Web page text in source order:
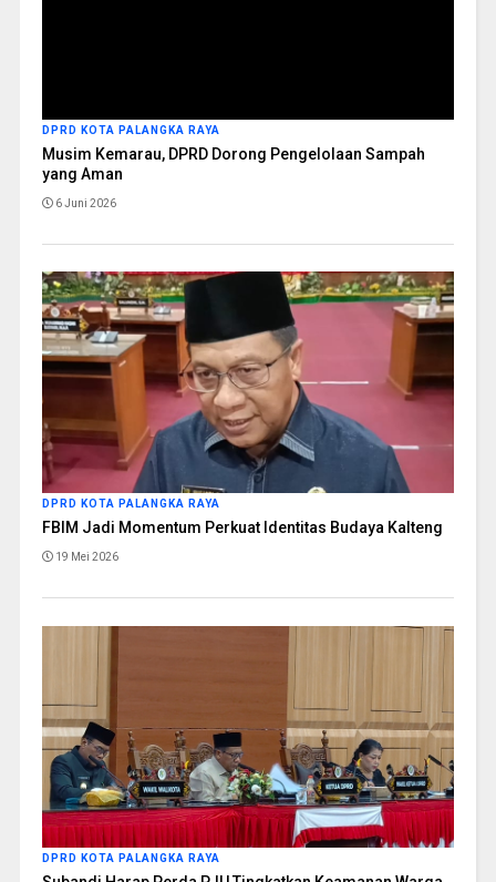
DPRD KOTA PALANGKA RAYA
Musim Kemarau, DPRD Dorong Pengelolaan Sampah
yang Aman
6 Juni 2026
DPRD KOTA PALANGKA RAYA
FBIM Jadi Momentum Perkuat Identitas Budaya Kalteng
19 Mei 2026
DPRD KOTA PALANGKA RAYA